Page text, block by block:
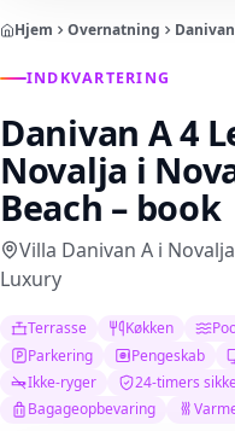
Hjem Overnatning
INDKVARTERING
Danivan A 4
Novalja i
Beach – book
Villa Danivan A i Novalja
Luxury
Terrasse Køkken
Parkering
Pengeskab
Ikke-ryger
24-timers
Bagageopbevaring